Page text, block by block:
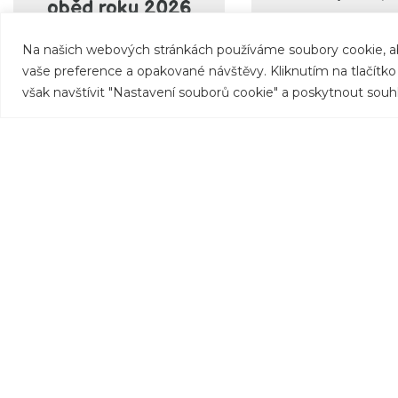
Na našich webových stránkách používáme soubory
vaše preference a opakované návštěvy. Kliknutím na
však navštívit "Nastavení souborů cookie" a poskytnout
Sportovní
Rudolfácích
o radosti z
oběd roku 2026
17. 7. 2026
Poslední oběd na
letním táboře